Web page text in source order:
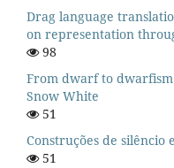
Drag language
on representation
98
From dwarf to
Snow White
51
Construções de silêncio
51